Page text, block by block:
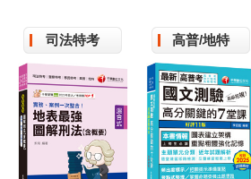
引(高普考/
地方特考/
鐵路特考/
司法特考/
移民特考/
各類特考)
九版)[高普
考／地方特
考／各類特
考]
司法特考 高普/地特